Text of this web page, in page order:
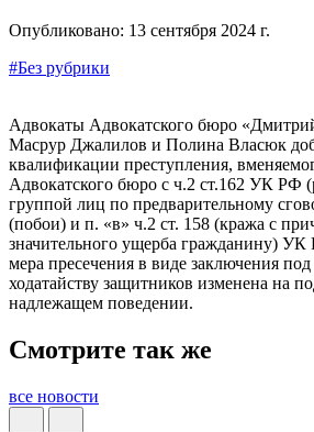
Опубликовано: 13 сентября 2024 г.
#Без рубрики
Адвокаты Адвокатского бюро
Масрур Джалилов и Полина Власюк
квалификации преступления,
Адвокатского бюро с ч.2 ст.162 УК РФ
группой лиц по предварительному
(побои) и п. «в» ч.2 ст. 158 (кража с
значительного ущерба гражданину) УК
мера пресечения в виде заключения
ходатайству защитников изменена на
надлежащем поведении.
Смотрите так же
все новости